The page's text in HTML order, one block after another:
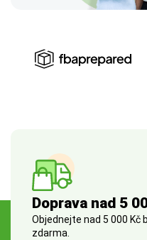
Doprava nad 5
Objednejte nad 5 000 Kč
zdarma.